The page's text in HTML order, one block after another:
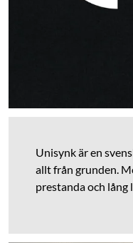
Unisynk är en
allt från grunden.
prestanda och lång